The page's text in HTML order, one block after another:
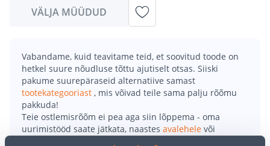
VÄLJA MÜÜDUD
Vabandame, kuid teavitame teid, et soovitud toode on
hetkel suure nõudluse tõttu ajutiselt otsas. Siiski
pakume suurepäraseid alternatiive samast
tootekategooriast , mis võivad teile sama palju rõõmu
pakkuda!
Teie ostlemisrõõm ei pea aga siin lõppema - oma
uurimistööd saate jätkata, naastes avalehele või